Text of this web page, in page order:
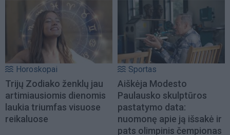
Horoskopai
Trijų Zodiako ženklų jau
artimiausiomis dienomis
laukia triumfas visuose
reikaluose
Sportas
Aiškėja Modesto
Paulausko skulptūros
pastatymo data:
nuomonę apie ją išsakė ir
pats olimpinis čempionas